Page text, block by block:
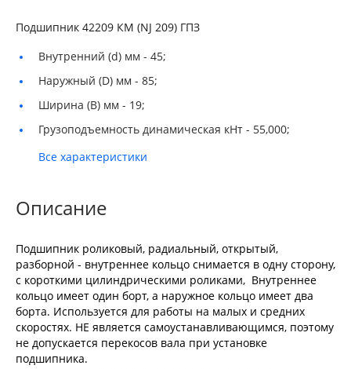
Подшипник 42209 КМ (NJ 209) ГПЗ
Внутренний (d) мм - 45;
Наружный (D) мм - 85;
Ширина (B) мм - 19;
Грузоподъемность динамическая кНт - 55,000;
Все характеристики
Описание
Подшипник роликовый, радиальный, открытый,
разборной - внутреннее кольцо снимается в одну сторону,
с короткими цилиндрическими роликами, Внутреннее
кольцо имеет один борт, а наружное кольцо имеет два
борта. Используется для работы на малых и средних
скоростях. НЕ является самоустанавливающимся, поэтому
не допускается перекосов вала при установке
подшипника.